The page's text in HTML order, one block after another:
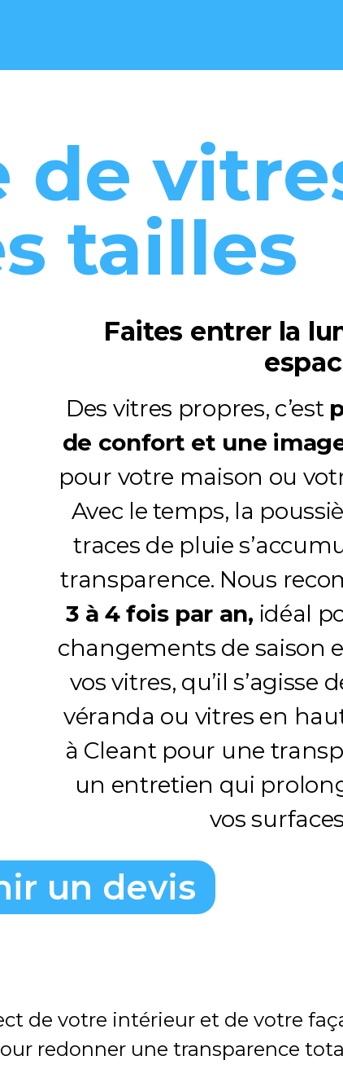
de
tailles
Faites entrer la
Des vitres propres, c’est
de confort et une
pour votre maison ou
Avec le temps, la
traces de pluie
transparence. Nous
3 à 4 fois par an, idéal
changements de saison
vos vitres, qu’il s’agisse
véranda ou vitres en
à Cleant pour une
un entretien qui
vos
un devis
de votre intérieur et de votre
redonner une transparence